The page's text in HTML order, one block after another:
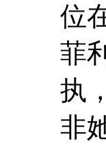
位
菲
执
非